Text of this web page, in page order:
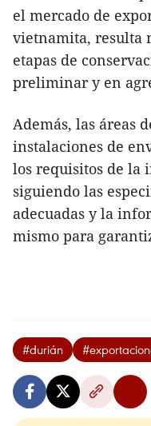
el mercado de
vietnamita, resulta
etapas de
preliminar y en
Además, las áreas
instalaciones de
los requisitos de la
siguiendo las
adecuadas y la
mismo para
#durián